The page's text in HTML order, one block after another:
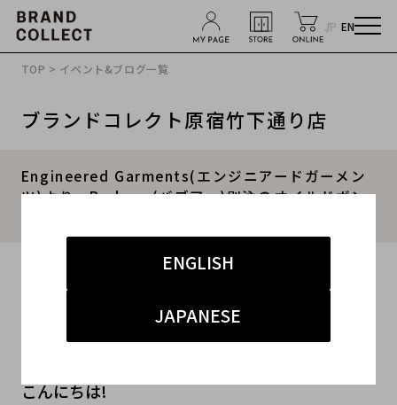
JP EN
ENGLISH
JAPANESE
TOP > イベント&ブログ一覧
ブランドコレクト原宿竹下通り店
Engineered Garments(エンジニアードガーメン
ツ)より、Barbour(バブアー)別注のオイルドボン
こんにちは!